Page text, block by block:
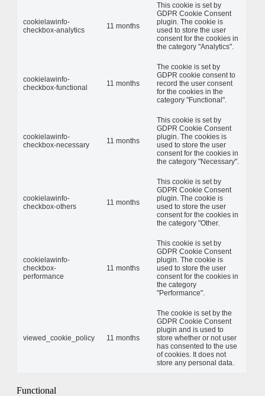
cookielawinfo-
checkbox-analytics
11 months
This cookie is set by
GDPR Cookie Consent
plugin. The cookie is
used to store the user
consent for the cookies in
the category "Analytics".
cookielawinfo-
checkbox-functional
11 months
The cookie is set by
GDPR cookie consent to
record the user consent
for the cookies in the
category "Functional".
cookielawinfo-
checkbox-necessary
11 months
This cookie is set by
GDPR Cookie Consent
plugin. The cookies is
used to store the user
consent for the cookies in
the category "Necessary".
cookielawinfo-
checkbox-others
11 months
This cookie is set by
GDPR Cookie Consent
plugin. The cookie is
used to store the user
consent for the cookies in
the category "Other.
cookielawinfo-
checkbox-
performance
11 months
This cookie is set by
GDPR Cookie Consent
plugin. The cookie is
used to store the user
consent for the cookies in
the category
"Performance".
viewed_cookie_policy 11 months
The cookie is set by the
GDPR Cookie Consent
plugin and is used to
store whether or not user
has consented to the use
of cookies. It does not
store any personal data.
Functional